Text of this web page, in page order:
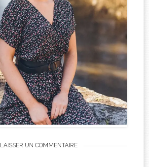
LAISSER UN COMMENTAIRE